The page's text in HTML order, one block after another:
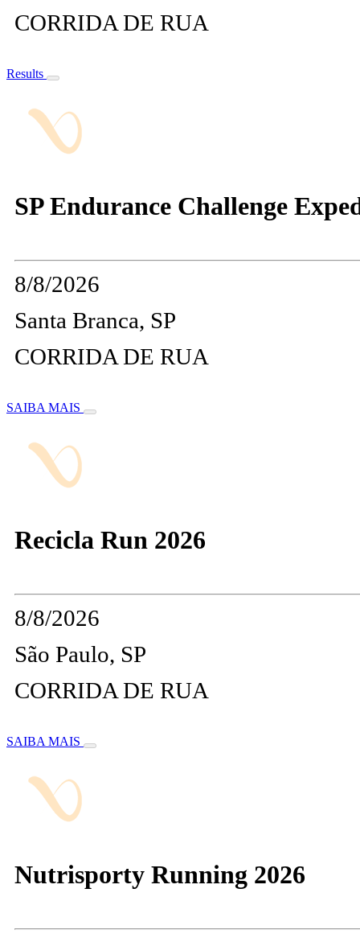
CORRIDA DE RUA
Results
SP Endurance Challenge
8/8/2026
Santa Branca, SP
CORRIDA DE RUA
SAIBA MAIS
Recicla Run 2026
8/8/2026
São Paulo, SP
CORRIDA DE RUA
SAIBA MAIS
Nutrisporty Running 2026